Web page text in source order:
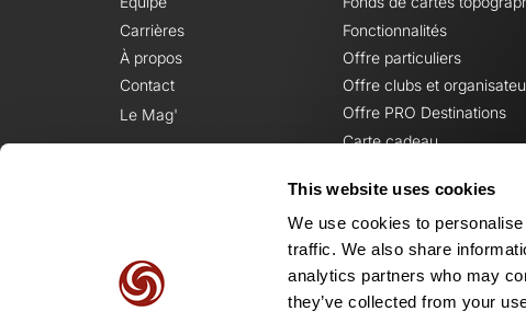
This website uses cookies
We use cookies to
traffic. We also share
analytics partners who may
they’ve collected from your
Carrières
À propos
Contact
Le Mag'
Fonctionnalités
Offre particuliers
Offre clubs et
Offre PRO Destinations
Carte cadeau